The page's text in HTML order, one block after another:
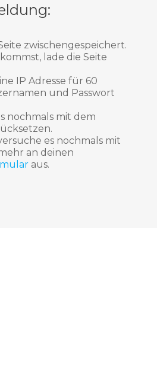
zwischengespeichert.
lade die Seite
IP Adresse für 60
und Passwort
nochmals mit dem
es nochmals mit
an deinen
aus.